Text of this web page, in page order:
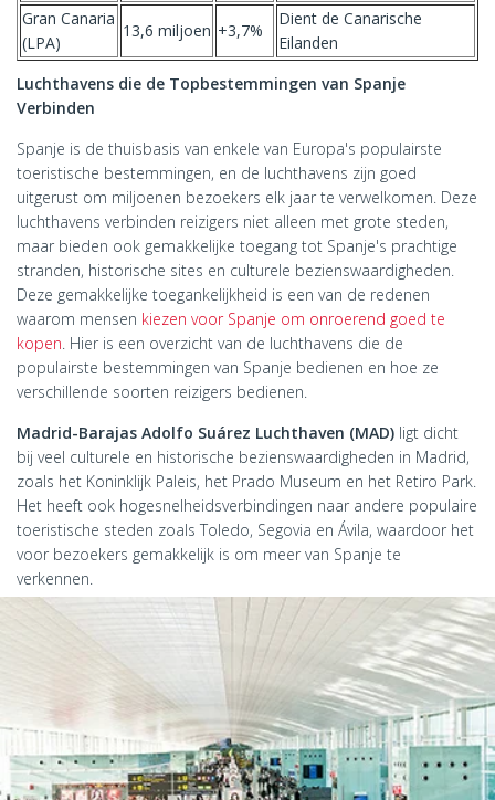
Gran Canaria
(LPA)
13,6 miljoen +3,7%
Dient de Canarische
Eilanden
Luchthavens die de Topbestemmingen van Spanje
Verbinden
Spanje is de thuisbasis van enkele van Europa's populairste
toeristische bestemmingen, en de luchthavens zijn goed
uitgerust om miljoenen bezoekers elk jaar te verwelkomen. Deze
luchthavens verbinden reizigers niet alleen met grote steden,
maar bieden ook gemakkelijke toegang tot Spanje's prachtige
stranden, historische sites en culturele bezienswaardigheden.
Deze gemakkelijke toegankelijkheid is een van de redenen
waarom mensen kiezen voor Spanje om onroerend goed te
kopen. Hier is een overzicht van de luchthavens die de
populairste bestemmingen van Spanje bedienen en hoe ze
verschillende soorten reizigers bedienen.
Madrid-Barajas Adolfo Suárez Luchthaven (MAD) ligt dicht
bij veel culturele en historische bezienswaardigheden in Madrid,
zoals het Koninklijk Paleis, het Prado Museum en het Retiro Park.
Het heeft ook hogesnelheidsverbindingen naar andere populaire
toeristische steden zoals Toledo, Segovia en Ávila, waardoor het
voor bezoekers gemakkelijk is om meer van Spanje te
verkennen.